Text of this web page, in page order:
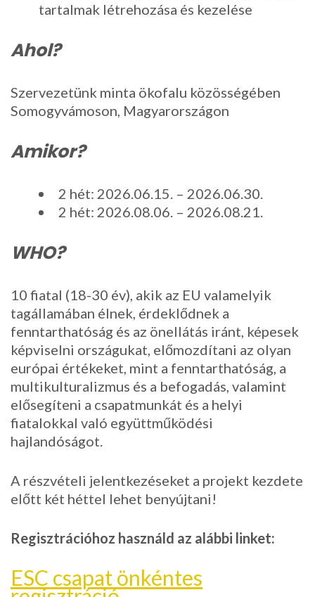
tartalmak létrehozása és kezelése
Ahol?
Szervezetünk minta ökofalu közösségében
Somogyvámoson, Magyarországon
Amikor?
2 hét: 2026.06.15. – 2026.06.30.
2 hét: 2026.08.06. – 2026.08.21.
WHO?
10 fiatal (18-30 év), akik az EU valamelyik
tagállamában élnek, érdeklődnek a
fenntarthatóság és az önellátás iránt, képesek
képviselni országukat, előmozdítani az olyan
európai értékeket, mint a fenntarthatóság, a
multikulturalizmus és a befogadás, valamint
elősegíteni a csapatmunkát és a helyi
fiatalokkal való együttműködési
hajlandóságot.
A részvételi jelentkezéseket a projekt kezdete
előtt két héttel lehet benyújtani!
Regisztrációhoz használd az alábbi linket:
ESC csapat önkéntes